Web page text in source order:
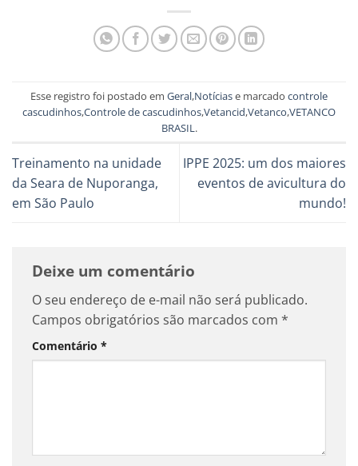
Esse registro foi postado em Geral,Notíciase marcado controle
cascudinhos,Controle de cascudinhos,Vetancid,Vetanco,VETANCO
BRASIL.
Treinamento na unidade
da Seara de Nuporanga,
em São Paulo
IPPE 2025: um dos maiores
eventos de avicultura do
mundo!
Deixe um comentário
O seu endereço de e-mail não será publicado.
Campos obrigatórios são marcados com *
Comentário *